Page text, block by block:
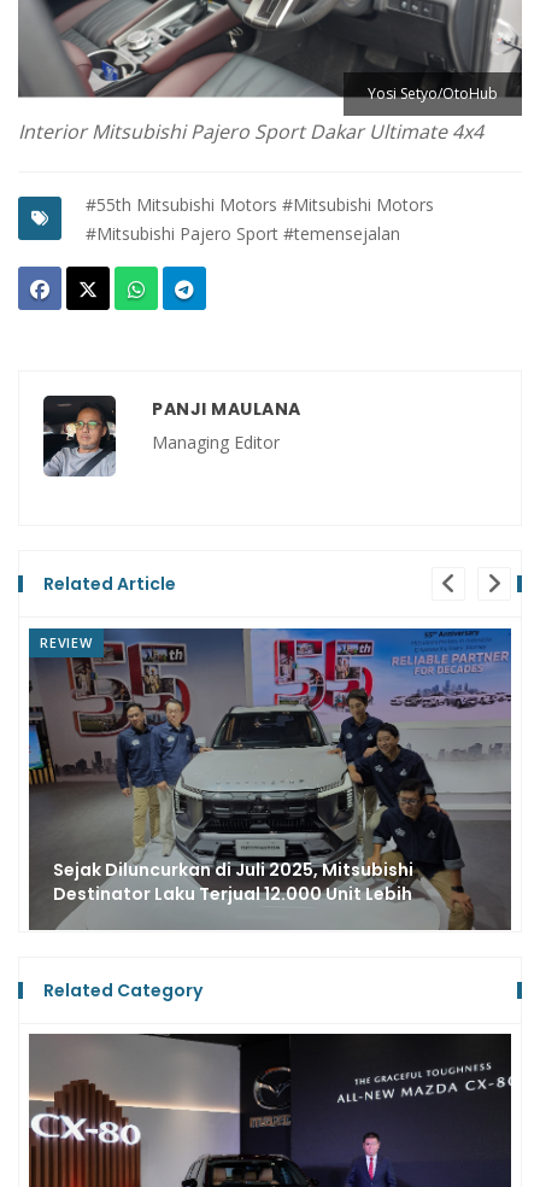
Yosi Setyo/OtoHub
Interior Mitsubishi Pajero Sport Dakar Ultimate 4x4
#55th Mitsubishi Motors #Mitsubishi Motors
#Mitsubishi Pajero Sport #temensejalan
PANJI MAULANA
Managing Editor
Related Article
REVIEW
Sejak Diluncurkan di Juli 2025, Mitsubishi
Destinator Laku Terjual 12.000 Unit Lebih
Related Category